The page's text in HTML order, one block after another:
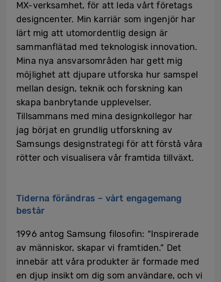
MX-verksamhet, för att leda vårt företags
designcenter. Min karriär som ingenjör har
lärt mig att utomordentlig design är
sammanflätad med teknologisk innovation.
Mina nya ansvarsområden har gett mig
möjlighet att djupare utforska hur samspel
mellan design, teknik och forskning kan
skapa banbrytande upplevelser.
Tillsammans med mina designkollegor har
jag börjat en grundlig utforskning av
Samsungs designstrategi för att förstå våra
rötter och visualisera vår framtida tillväxt.
Tiderna förändras – vårt engagemang
består
1996 antog Samsung filosofin: “Inspirerade
av människor, skapar vi framtiden.” Det
innebär att våra produkter är formade med
en djup insikt om dig som användare, och vi